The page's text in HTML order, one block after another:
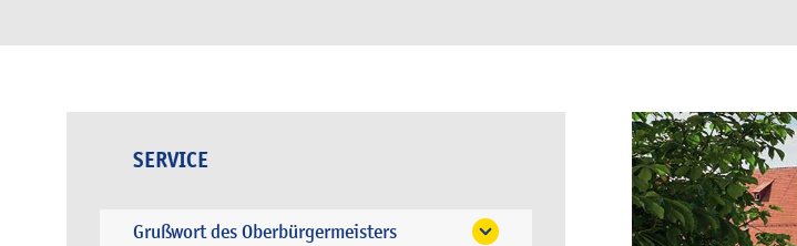
SERVICE
Grußwort des Oberbürgermeisters